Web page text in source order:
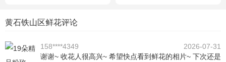
黄石铁山区鲜花评论
158****4349
2026-07-31
谢谢~ 收花人很高兴~ 希望快点看到鲜花的相片~ 下次还是